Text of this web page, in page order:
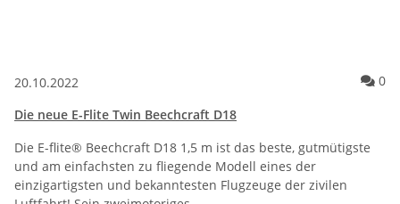
20.10.2022 0
Die neue E-Flite Twin Beechcraft D18
Die E-flite® Beechcraft D18 1,5 m ist das beste, gutmütigste
und am einfachsten zu fliegende Modell eines der
einzigartigsten und bekanntesten Flugzeuge der zivilen